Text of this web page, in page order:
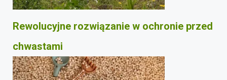
Rewolucyjne rozwiązanie w ochronie przed
chwastami